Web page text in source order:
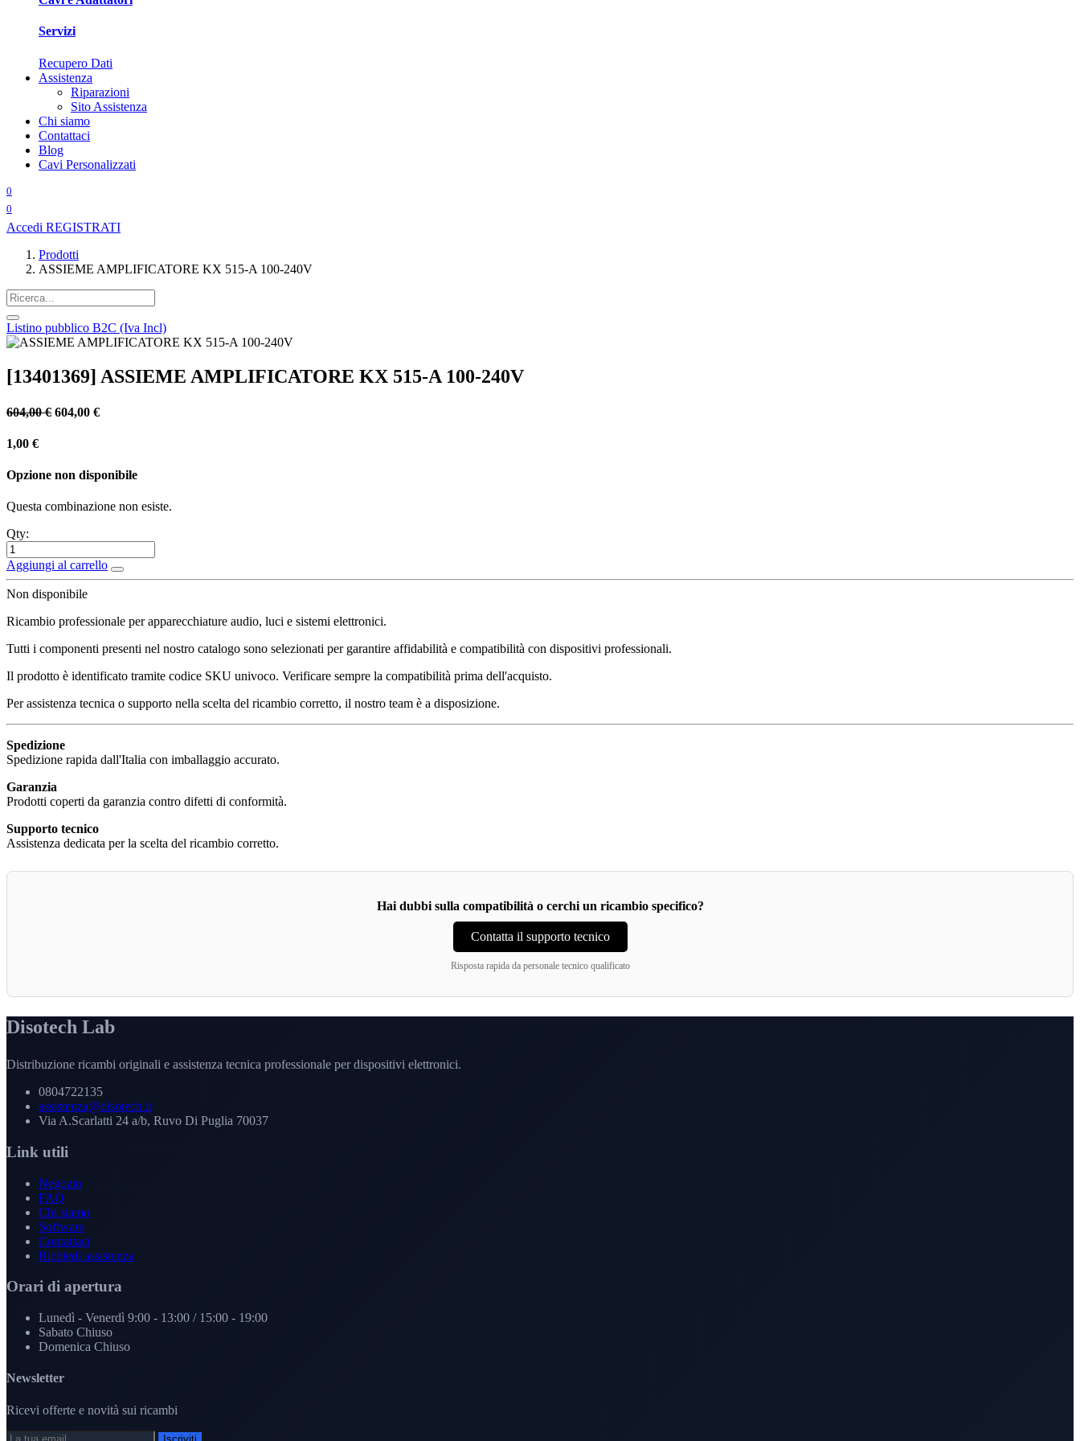
Servizi
Recupero Dati
Assistenza
Riparazioni
Sito Assistenza
Chi siamo
Contattaci
Blog
Cavi Personalizzati
0
0
Accedi REGISTRATI
Prodotti
ASSIEME AMPLIFICATORE KX 515-A 100-240V
Listino pubblico B2C (Iva Incl)
[13401369] ASSIEME AMPLIFICATORE KX 515-A 100-240V
604,00€ 604,00 €
1,00 €
Opzione non disponibile
Questa combinazione non esiste.
Qty:
Aggiungi al carrello
Non disponibile
Ricambio professionale per apparecchiature audio, luci e sistemi elettronici.
Tutti i componenti presenti nel nostro catalogo sono selezionati per garantire affidabilità e compatibilità con dispositivi professionali.
Il prodotto è identificato tramite codice SKU univoco. Verificare sempre la compatibilità prima dell'acquisto.
Per assistenza tecnica o supporto nella scelta del ricambio corretto, il nostro team è a disposizione.
Spedizione
Spedizione rapida dall'Italia con imballaggio accurato.
Garanzia
Prodotti coperti da garanzia contro difetti di conformità.
Supporto tecnico
Assistenza dedicata per la scelta del ricambio corretto.
Hai dubbi sulla compatibilità o cerchi un ricambio specifico?
Contatta il supporto tecnico
Risposta rapida da personale tecnico qualificato
Disotech Lab
Distribuzione ricambi originali e assistenza tecnica professionale per dispositivi elettronici.
0804722135
assistenza@disotech.it
Via A.Scarlatti 24 a/b, Ruvo Di Puglia 70037
Link utili
Negozio
FAQ
Chi siamo
Software
Contattaci
Richiedi assistenza
Orari di apertura
Lunedì - Venerdì 9:00 - 13:00 / 15:00 - 19:00
Sabato Chiuso
Domenica Chiuso
Newsletter
Ricevi offerte e novità sui ricambi